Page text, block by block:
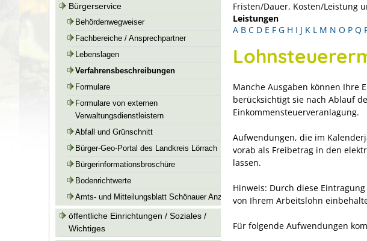
Bürgerservice
Behördenwegweiser
Fachbereiche / Ansprechpartner
Lebenslagen
Verfahrensbeschreibungen
Formulare
Formulare von externen
Verwaltungsdienstleistern
Abfall und Grünschnitt
Bürger-Geo-Portal des Landkreis Lörrach
Bürgerinformationsbroschüre
Bodenrichtwerte
Amts- und Mitteilungsblatt Schönauer Anzeiger
öffentliche Einrichtungen / Soziales /
Wichtiges
Fristen/Dauer, Kosten/Leistung
Leistungen
A B C D E F G H I J K L M N O P Q
Manche Ausgaben können Ihre
berücksichtigt sie nach Ablauf
Einkommensteuerveranlagung.
Aufwendungen, die im
vorab als Freibetrag in den
lassen.
Hinweis: Durch diese
von Ihrem Arbeitslohn
Für folgende Aufwendungen